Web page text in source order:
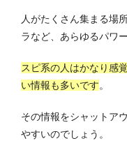
人がたくさん集まる場
ラなど、あらゆるパワ
スピ系の人はかなり感
い情報も多いです。
その情報をシャットア
やすいのでしょう。